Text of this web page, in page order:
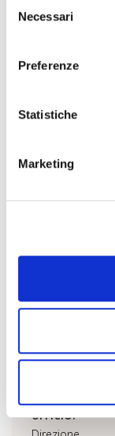
delNecessari
Preferenze
Statistiche
Marketing
Pianificazione
€ 73656
MODALITÀ
420_Progetto
NUMERO
NORMA O
UFFICIO: